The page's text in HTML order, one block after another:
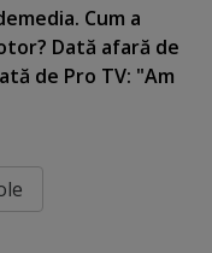
Cum a
Dată afară de
de Pro TV: "Am